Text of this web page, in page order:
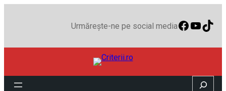
Urmărește-ne pe social media
Search